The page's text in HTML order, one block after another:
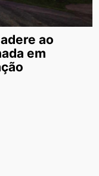
ao
em